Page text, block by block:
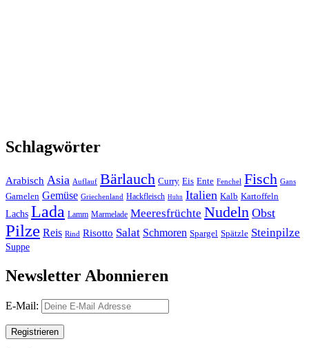
Schlagwörter
Arabisch Asia Auflauf Bärlauch Curry Eis Ente Fenchel Fisch Gans
Garnelen Gemüse Griechenland Hackfleisch Huhn Italien Kalb Kartoffeln
Lachs Lada Lamm Marmelade Meeresfrüchte Nudeln Obst
Pilze Reis Rind Risotto Salat Schmoren Spargel Spätzle Steinpilze
Suppe
Newsletter Abonnieren
E-Mail: